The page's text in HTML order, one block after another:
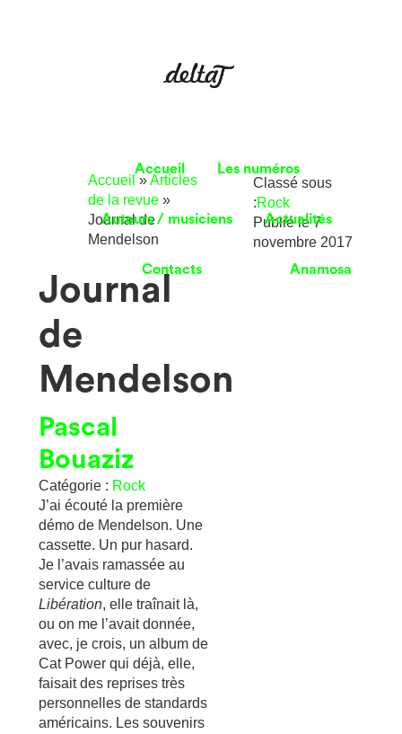
Accueil Les numéros
Auteurs / musiciens Actualités
Contacts Anamosa
Accueil »Articles
de la revue»
Journal de
Mendelson
Journal
de
Mendelson
Pascal
Bouaziz
Catégorie : Rock
J’ai écouté la première
démo de Mendelson. Une
cassette. Un pur hasard.
Je l’avais ramassée au
service culture de
Libération, elle traînait là,
ou on me l’avait donnée,
avec, je crois, un album de
Cat Power qui déjà, elle,
faisait des reprises très
personnelles de standards
américains. Les souvenirs
Classé sous
:Rock
Publié le7
novembre 2017